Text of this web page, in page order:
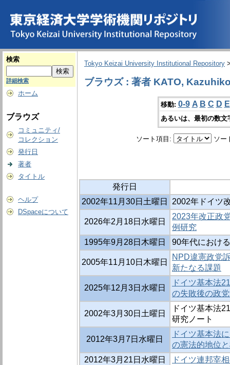
検索
詳細検索
ホーム
ブラウズ
コミュニティ/
コレクション
発行日
著者
タイトル
ヘルプ
DSpaceについて
Tokyo Keizai University Institutional Repository
ブラウズ : 著者 KATO,
移動: 0-9 A B C D E
あるいは、最初の数
ソート項目: ソー
発行日
2002年11月30日土曜日
2002年ドイツ
2026年2月18日水曜日
2023年改正政
例研究
1995年9月28日木曜日
90年代におけ
2005年11月10日木曜日
NPD違憲政党
新たなる課題
2025年12月3日水曜日
ドイツ基本法
の失敗後の政
2002年3月30日土曜日
ドイツ基本法
研究ノート
2012年3月7日水曜日
ドイツ基本法
の憲法的地位
2012年3月21日水曜日
ドイツ連邦宰